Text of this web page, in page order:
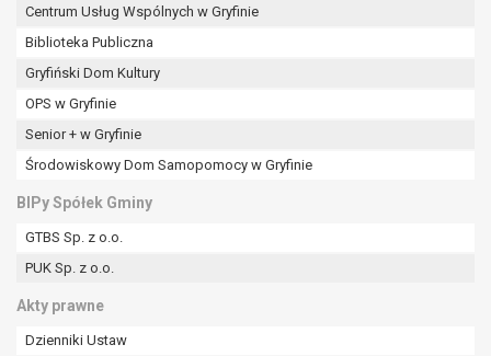
Centrum Usług Wspólnych w Gryfinie
Biblioteka Publiczna
Gryfiński Dom Kultury
OPS w Gryfinie
Senior + w Gryfinie
Środowiskowy Dom Samopomocy w Gryfinie
BIPy Spółek Gminy
GTBS Sp. z o.o.
PUK Sp. z o.o.
Akty prawne
Dzienniki Ustaw